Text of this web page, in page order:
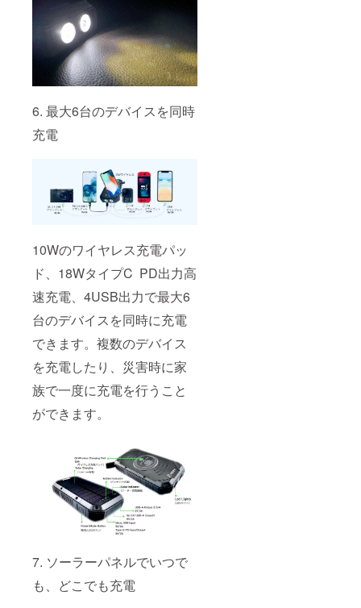
6. 最大6台のデバイスを同時
充電
10Wのワイヤレス充電パッ
ド、18WタイプC PD出力高
速充電、4USB出力で最大6
台のデバイスを同時に充電
できます。複数のデバイス
を充電したり、災害時に家
族で一度に充電を行うこと
ができます。
7. ソーラーパネルでいつで
も、どこでも充電